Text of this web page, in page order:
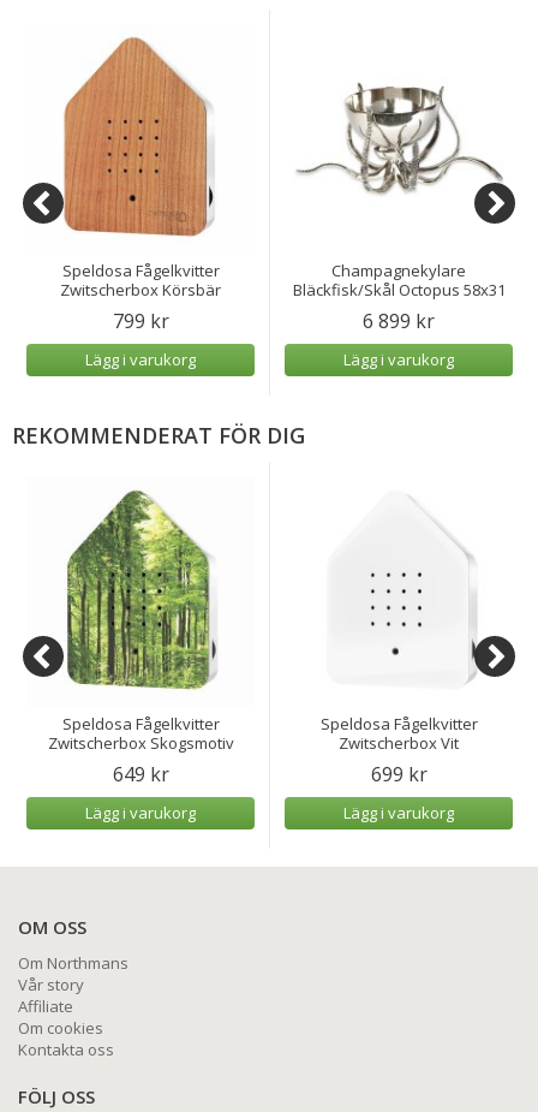
Speldosa Fågelkvitter
Zwitscherbox Körsbär
799 kr
Lägg i varukorg
Champagnekylare
Bläckfisk/Skål Octopus 58x31
cm
6 899 kr
Lägg i varukorg
REKOMMENDERAT FÖR DIG
Speldosa Fågelkvitter
Zwitscherbox Skogsmotiv
649 kr
Lägg i varukorg
Speldosa Fågelkvitter
Zwitscherbox Vit
699 kr
Lägg i varukorg
OM OSS
Om Northmans
Vår story
Affiliate
Om cookies
Kontakta oss
FÖLJ OSS